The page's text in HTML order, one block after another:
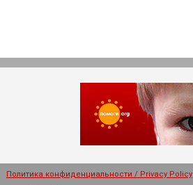
Политика конфиденциальности / Privacy Policy